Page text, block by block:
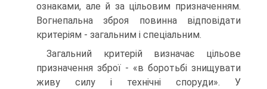
ознаками, але й за цільовим призначенням.
Вогнепальна зброя повинна відповідати
критеріям - загальним і спеціальним.
Загальний критерій визначає цільове
призначення зброї - «в боротьбі знищувати
живу силу і технічні споруди». У